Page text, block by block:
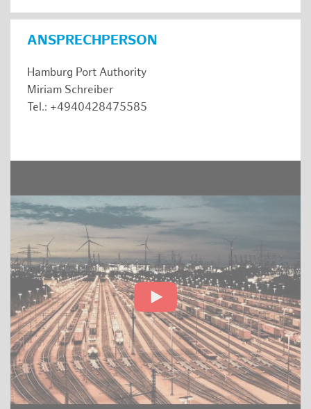
ANSPRECHPERSON
Hamburg Port Authority
Miriam Schreiber
Tel.: +4940428475585